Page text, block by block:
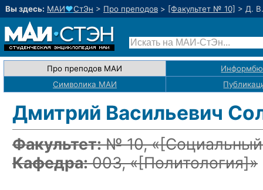
Вы здесь: МАИ♥СтЭн > Про преподов > [Факультет № 10] > Д.
Про преподов МАИ
Символика МАИ
Дмитрий Васильевич
Факультет:№ 10, «
Кафедра:003, «[Политология]»